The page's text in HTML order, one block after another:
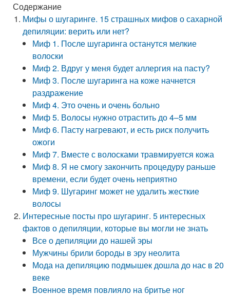
Содержание
Мифы о шугаринге. 15 страшных мифов о сахарной
депиляции: верить или нет?
Миф 1. После шугаринга останутся мелкие
волоски
Миф 2. Вдруг у меня будет аллергия на пасту?
Миф 3. После шугаринга на коже начнется
раздражение
Миф 4. Это очень и очень больно
Миф 5. Волосы нужно отрастить до 4–5 мм
Миф 6. Пасту нагревают, и есть риск получить
ожоги
Миф 7. Вместе с волосками травмируется кожа
Миф 8. Я не смогу закончить процедуру раньше
времени, если будет очень неприятно
Миф 9. Шугаринг может не удалить жесткие
волосы
Интересные посты про шугаринг. 5 интересных
фактов о депиляции, которые вы могли не знать
Все о депиляции до нашей эры
Мужчины брили бороды в эру неолита
Мода на депиляцию подмышек дошла до нас в 20
веке
Военное время повлияло на бритье ног